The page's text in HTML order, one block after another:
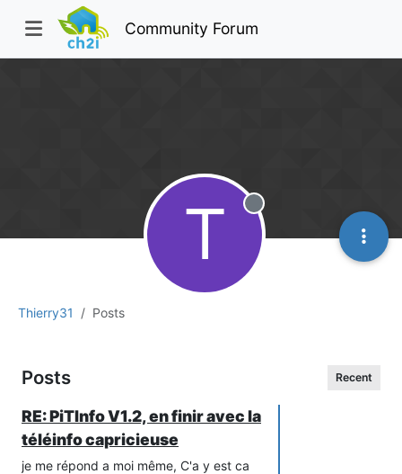
Community Forum
Thierry31 Posts
T Offline
Posts Recent
RE: PiTInfo V1.2, en finir avec la
téléinfo capricieuse
je me répond a moi même, C'a y est ca